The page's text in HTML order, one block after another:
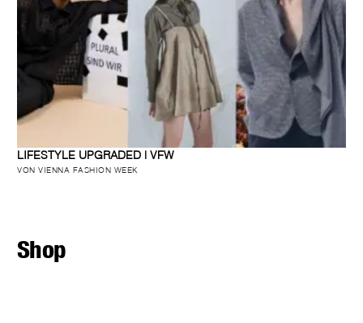
LIFESTYLE UPGRADED | VFW
VON VIENNA FASHION WEEK
Shop